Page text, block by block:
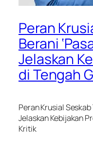
Peran
Berani
Jelaskan
di Tengah
Peran Krusial Seskab
Jelaskan Kebijakan
Kritik